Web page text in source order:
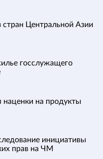
Центральной Азии
госслужащего
наценки на продукты
инициативы
прав на ЧМ